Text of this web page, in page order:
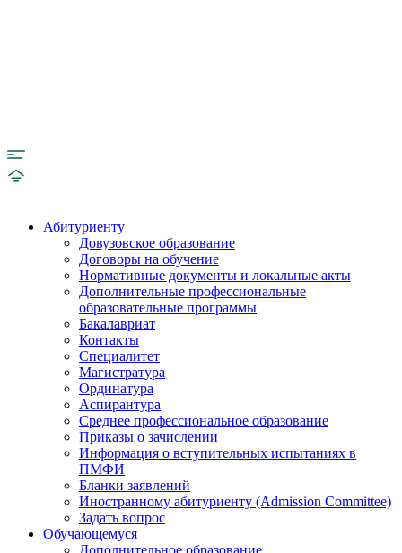
Абитуриенту
Довузовское образование
Договоры на обучение
Нормативные документы и локальные акты
Дополнительные профессиональные
образовательные программы
Бакалавриат
Контакты
Специалитет
Магистратура
Ординатура
Аспирантура
Среднее профессиональное образование
Приказы о зачислении
Информация о вступительных испытаниях в
ПМФИ
Бланки заявлений
Иностранному абитуриенту (Admission Committee)
Задать вопрос
Обучающемуся
Дополнительное образование